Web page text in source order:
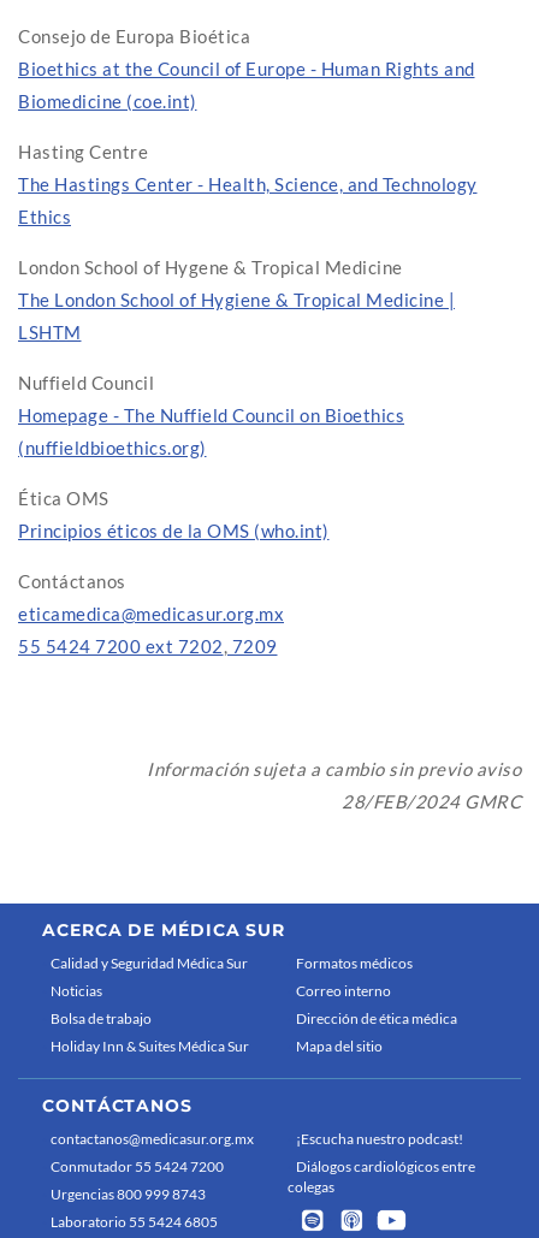
Consejo de Europa Bioética
Bioethics at the Council of Europe - Human Rights and
Biomedicine (coe.int)
Hasting Centre
The Hastings Center - Health, Science, and Technology
Ethics
London School of Hygene & Tropical Medicine
The London School of Hygiene & Tropical Medicine |
LSHTM
Nuffield Council
Homepage - The Nuffield Council on Bioethics
(nuffieldbioethics.org)
Ética OMS
Principios éticos de la OMS (who.int)
Contáctanos
eticamedica@medicasur.org.mx
55 5424 7200 ext 7202, 7209
Información sujeta a cambio sin previo aviso
28/FEB/2024 GMRC
ACERCA DE MÉDICA SUR
Calidad y Seguridad Médica Sur
Noticias
Bolsa de trabajo
Holiday Inn & Suites Médica Sur
Formatos médicos
Correo interno
Dirección de ética médica
Mapa del sitio
CONTÁCTANOS
contactanos@medicasur.org.mx
Conmutador 55 5424 7200
Urgencias 800 999 8743
Laboratorio 55 5424 6805
¡Escucha nuestro podcast!
Diálogos cardiológicos entre
colegas